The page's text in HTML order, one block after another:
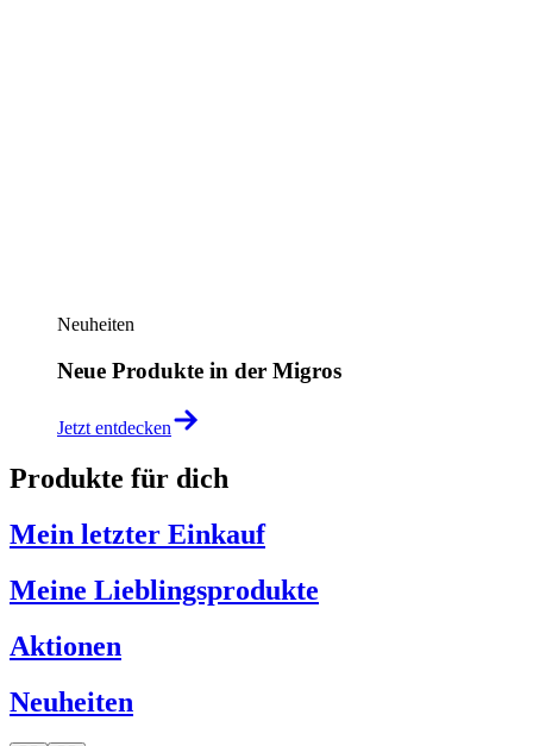
Neuheiten
Neue Produkte in der Migros
Jetzt entdecken
Produkte für dich
Mein letzter Einkauf
Meine Lieblingsprodukte
Aktionen
Neuheiten